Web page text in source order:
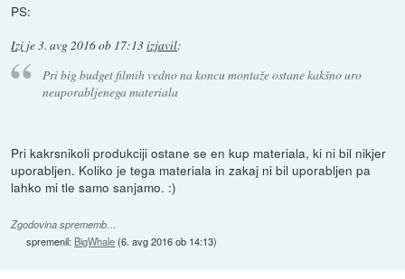
PS:
Izi je3. avg 2016 ob 17:13izjavil:
Pri big budget filmih vedno na koncu montaže ostane kakšno uro
neuporabljenega materiala
Pri kakrsnikoli produkciji ostane se en kup materiala, ki ni bil nikjer
uporabljen. Koliko je tega materiala in zakaj ni bil uporabljen pa
lahko mi tle samo sanjamo. :)
Zgodovina sprememb…
spremenil: BigWhale(6. avg 2016 ob 14:13)